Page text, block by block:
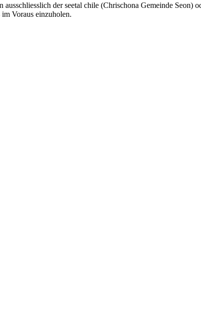
der seetal chile (Chrischona Gemeinde Seon)
Voraus einzuholen.